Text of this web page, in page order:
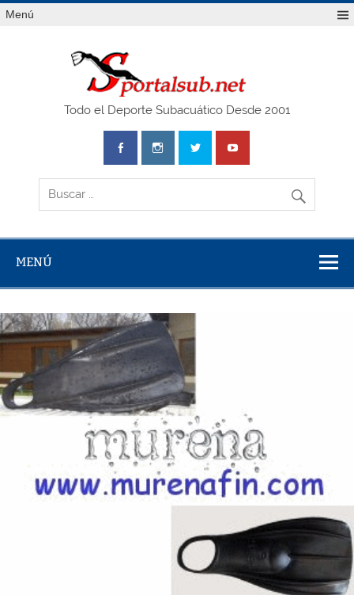
Saltar
alMenú
Todo el Deporte Subacuático Desde 2001
MENÚ